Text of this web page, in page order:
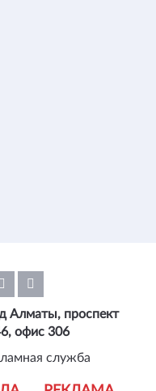
Алматы, проспект
офис 306
служба